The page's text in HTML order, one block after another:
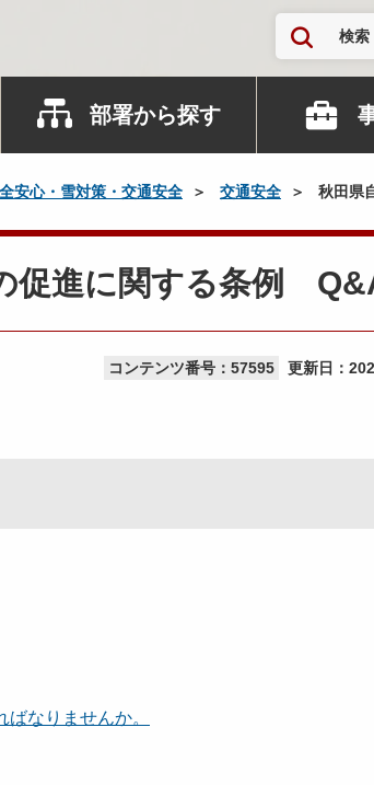
検索
部署から探す
安心・雪対策・交通安全 交通安全 秋田県
促進に関する条例
コンテンツ番号：57595 更新日：
なりませんか。